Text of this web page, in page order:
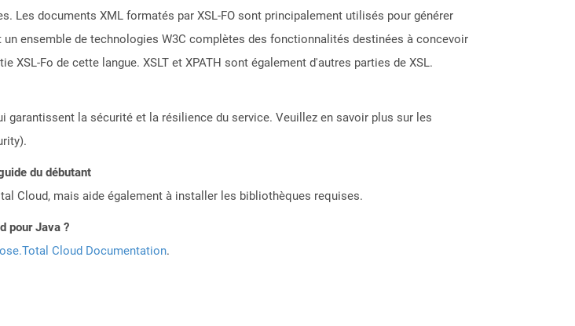
Les documents XML formatés par XSL-FO sont principalement utilisés pour générer
ensemble de technologies W3C complètes des fonctionnalités destinées à concevoir
XSL-Fo de cette langue. XSLT et XPATH sont également d'autres parties de XSL.
garantissent la sécurité et la résilience du service. Veuillez en savoir plus sur les
du débutant
Cloud, mais aide également à installer les bibliothèques requises.
pour Java ?
Cloud Documentation.